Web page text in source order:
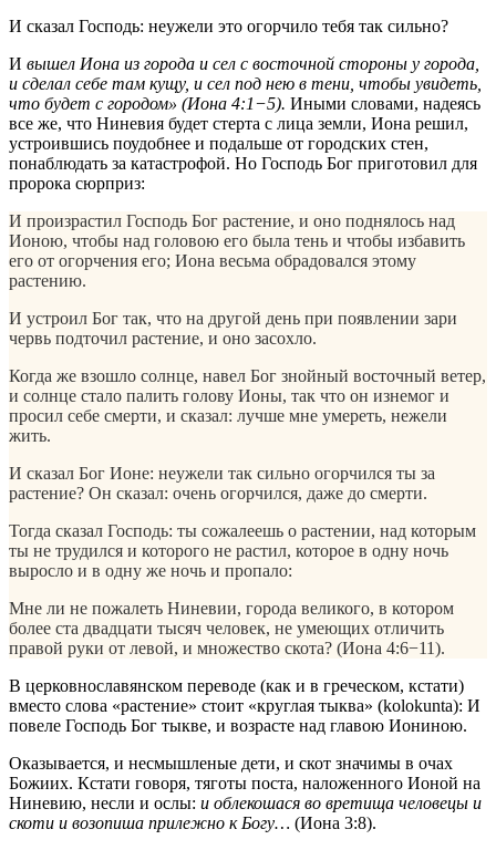
И сказал Господь: неужели это огорчило тебя так сильно?
И вышел Иона из города и сел с восточной стороны у города,
и сделал себе там кущу, и сел под нею в тени, чтобы увидеть,
что будет с городом» (Иона 4:1−5). Иными словами, надеясь
все же, что Ниневия будет стерта с лица земли, Иона решил,
устроившись поудобнее и подальше от городских стен,
понаблюдать за катастрофой. Но Господь Бог приготовил для
пророка сюрприз:
И произрастил Господь Бог растение, и оно поднялось над
Ионою, чтобы над головою его была тень и чтобы избавить
его от огорчения его; Иона весьма обрадовался этому
растению.
И устроил Бог так, что на другой день при появлении зари
червь подточил растение, и оно засохло.
Когда же взошло солнце, навел Бог знойный восточный ветер,
и солнце стало палить голову Ионы, так что он изнемог и
просил себе смерти, и сказал: лучше мне умереть, нежели
жить.
И сказал Бог Ионе: неужели так сильно огорчился ты за
растение? Он сказал: очень огорчился, даже до смерти.
Тогда сказал Господь: ты сожалеешь о растении, над которым
ты не трудился и которого не растил, которое в одну ночь
выросло и в одну же ночь и пропало:
Мне ли не пожалеть Ниневии, города великого, в котором
более ста двадцати тысяч человек, не умеющих отличить
правой руки от левой, и множество скота? (Иона 4:6−11).
В церковнославянском переводе (как и в греческом, кстати)
вместо слова «растение» стоит «круглая тыква» (kolokunta): И
повеле Господь Бог тыкве, и возрасте над главою Иониною.
Оказывается, и несмышленые дети, и скот значимы в очах
Божиих. Кстати говоря, тяготы поста, наложенного Ионой на
Ниневию, несли и ослы: и облекошася во вретища человецы и
скоти и возопиша прилежно к Богу… (Иона 3:8).